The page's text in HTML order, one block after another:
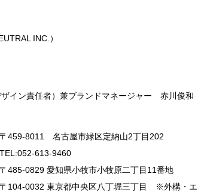
INC.）
イン責任者）兼ブランドマネージャー 赤川俊和
名古屋市緑区定納山2丁目202
9460
485-0829 愛知県小牧市小牧原二丁目11番地
104-0032 東京都中央区八丁堀三丁目 ※外構・